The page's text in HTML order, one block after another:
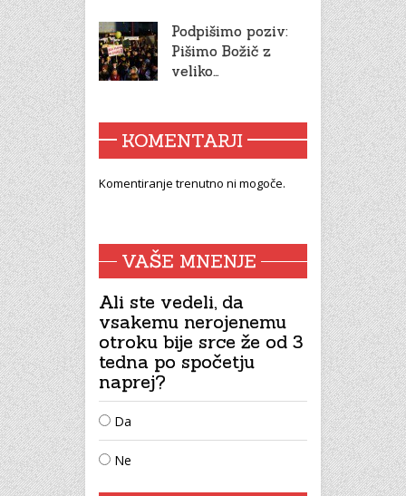
Podpišimo poziv:
Pišimo Božič z
veliko…
KOMENTARJI
Komentiranje trenutno ni mogoče.
VAŠE MNENJE
Ali ste vedeli, da
vsakemu nerojenemu
otroku bije srce že od 3
tedna po spočetju
naprej?
Da
Ne